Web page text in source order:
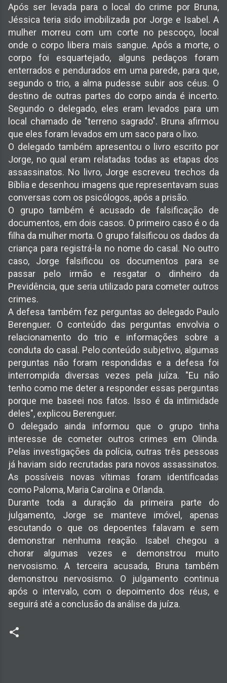
Após ser levada para o local do crime por Bruna,
Jéssica teria sido imobilizada por Jorge e Isabel. A
mulher morreu com um corte no pescoço, local
onde o corpo libera mais sangue. Após a morte, o
corpo foi esquartejado, alguns pedaços foram
enterrados e pendurados em uma parede, para que,
segundo o trio, a alma pudesse subir aos céus. O
destino de outras partes do corpo ainda é incerto.
Segundo o delegado, eles eram levados para um
local chamado de "terreno sagrado". Bruna afirmou
que eles foram levados em um saco para o lixo.
O delegado também apresentou o livro escrito por
Jorge, no qual eram relatadas todas as etapas dos
assassinatos. No livro, Jorge escreveu trechos da
Bíblia e desenhou imagens que representavam suas
conversas com os psicólogos, após a prisão.
O grupo também é acusado de falsificação de
documentos, em dois casos. O primeiro caso é o da
filha da mulher morta. O grupo falsificou os dados da
criança para registrá-la no nome do casal. No outro
caso, Jorge falsificou os documentos para se
passar pelo irmão e resgatar o dinheiro da
Previdência, que seria utilizado para cometer outros
crimes.
A defesa também fez perguntas ao delegado Paulo
Berenguer. O conteúdo das perguntas envolvia o
relacionamento do trio e informações sobre a
conduta do casal. Pelo conteúdo subjetivo, algumas
perguntas não foram respondidas e a defesa foi
interrompida diversas vezes pela juíza. "Eu não
tenho como me deter a responder essas perguntas
porque me baseei nos fatos. Isso é da intimidade
deles", explicou Berenguer.
O delegado ainda informou que o grupo tinha
interesse de cometer outros crimes em Olinda.
Pelas investigações da polícia, outras três pessoas
já haviam sido recrutadas para novos assassinatos.
As possíveis novas vítimas foram identificadas
como Paloma, Maria Carolina e Orlanda.
Durante toda a duração da primeira parte do
julgamento, Jorge se manteve imóvel, apenas
escutando o que os depoentes falavam e sem
demonstrar nenhuma reação. Isabel chegou a
chorar algumas vezes e demonstrou muito
nervosismo. A terceira acusada, Bruna também
demonstrou nervosismo. O julgamento continua
após o intervalo, com o depoimento dos réus, e
seguirá até a conclusão da análise da juíza.